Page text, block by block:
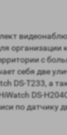
организации
с
себя две
DS-T233, а
DS-
по датчику